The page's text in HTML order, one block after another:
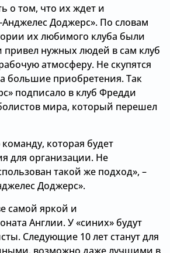
о том, что их ждет и
Доджерс». По словам
их любимого клуба были
нужных людей в сам клуб
атмосферу. Не скупятся
большие приобретения. Так
подписало в клуб Фредди
мира, который перешел
которая будет
для организации. Не
такой же подход», –
Доджерс».
самой яркой и
Англии. У «синих» будут
Следующие 10 лет станут для
возможно даже лучшими в